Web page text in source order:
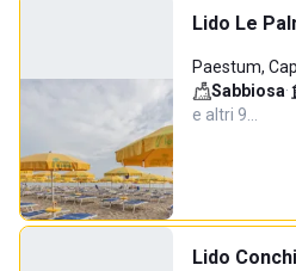
Lido Le
Paestum,
Sabbiosa·
e altri 9…
Lido